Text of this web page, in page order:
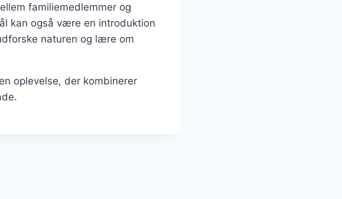
familiemedlemmer og
kan også være en introduktion
naturen og lære om
oplevelse, der kombinerer